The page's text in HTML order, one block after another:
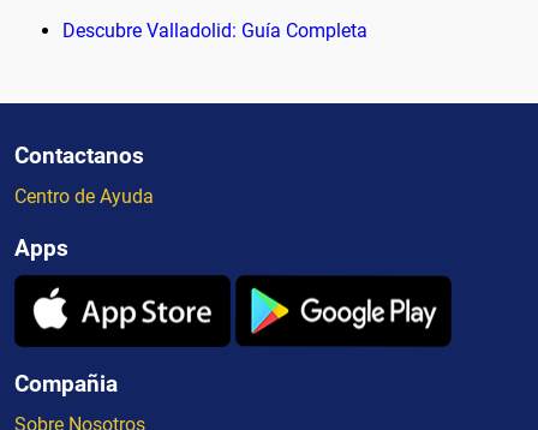
Descubre Valladolid: Guía Completa
Contactanos
Centro de Ayuda
Apps
Compañia
Sobre Nosotros